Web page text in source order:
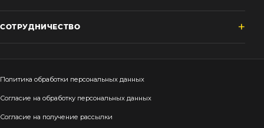
СОТРУДНИЧЕСТВО
Политика обработки персональных данных
Согласие на обработку персональных данных
Согласие на получение рассылки